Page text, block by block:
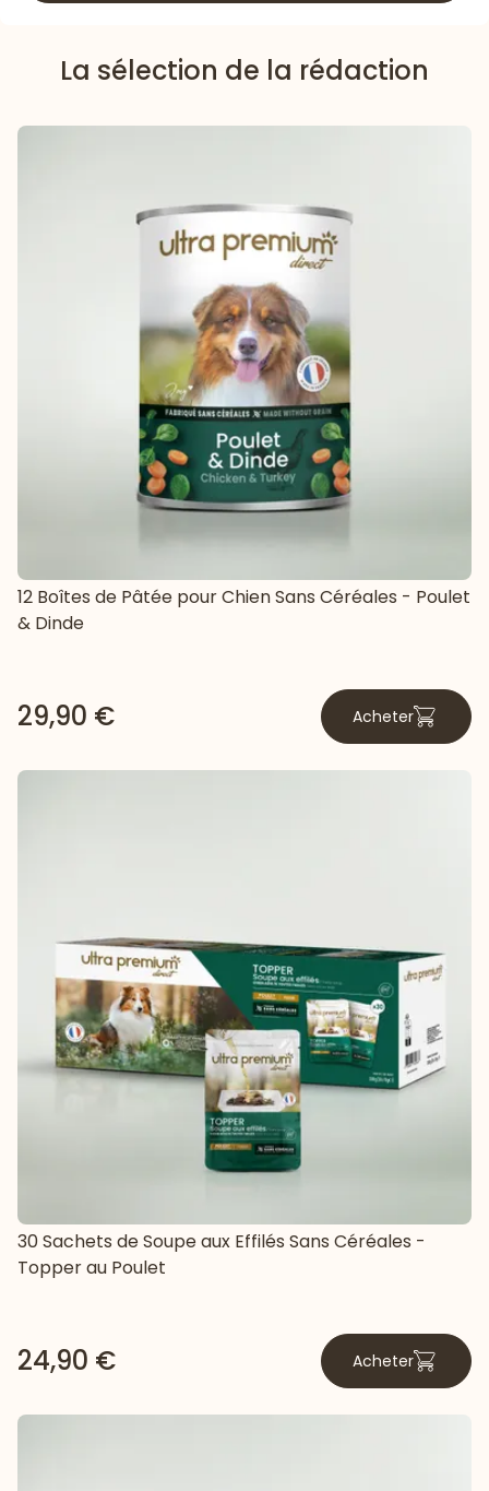
La sélection de la rédaction
12 Boîtes de Pâtée pour Chien Sans Céréales - Poulet
& Dinde
29,90 € Acheter
30 Sachets de Soupe aux Effilés Sans Céréales -
Topper au Poulet
24,90 € Acheter